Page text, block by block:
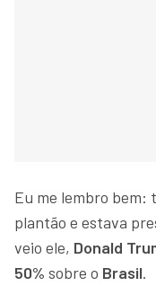
Eu me lembro bem:
plantão e estava
veio ele, Donald
50% sobre o Brasil.